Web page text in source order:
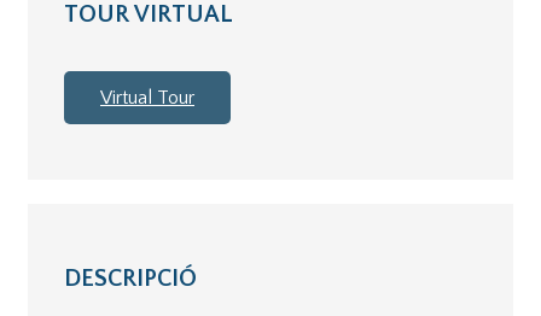
TOUR VIRTUAL
Virtual Tour
DESCRIPCIÓ